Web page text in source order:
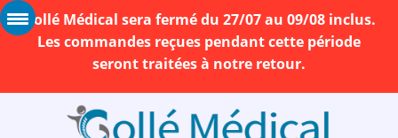
Gollé Médical sera fermé du 27/07 au 09/08 inclus.
Les commandes reçues pendant cette période
seront traitées à notre retour.